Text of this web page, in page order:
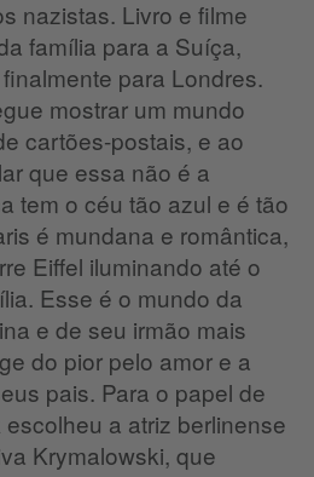
nazistas. Livro e filme
família para a Suíça,
para Londres.
mostrar um mundo
cartões-postais, e ao
que essa não é a
tem o céu tão azul e é tão
é mundana e romântica,
Eiffel iluminando até o
Esse é o mundo da
e de seu irmão mais
do pior pelo amor e a
pais. Para o papel de
a atriz berlinense
Krymalowski, que